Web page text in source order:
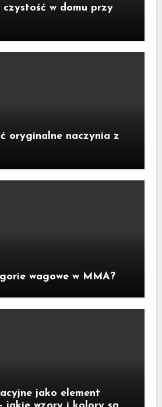
w domu przy
oryginalne naczynia z
wagowe w MMA?
jako element